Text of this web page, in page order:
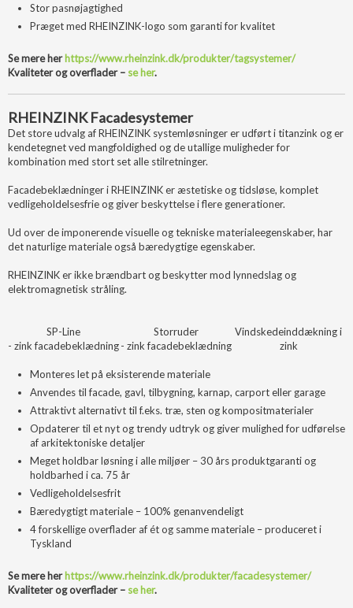
Stor pasnøjagtighed
Præget med RHEINZINK-logo som garanti for kvalitet
Se mere herhttps://www.rheinzink.dk/produkter/tagsystemer/
Kvaliteter og overflader – se her.
RHEINZINK Facadesystemer
Det store udvalg af RHEINZINK systemløsninger er udført i titanzink og er
kendetegnet ved mangfoldighed og de utallige muligheder for
kombination med stort set alle stilretninger.
Facadebeklædninger i RHEINZINK er æstetiske og tidsløse, komplet
vedligeholdelsesfrie og giver beskyttelse i flere generationer.
Ud over de imponerende visuelle og tekniske materialeegenskaber, har
det naturlige materiale også bæredygtige egenskaber.
RHEINZINK er ikke brændbart og beskytter mod lynnedslag og
elektromagnetisk stråling.
SP-Line
- zink facadebeklædning
Storruder
- zink facadebeklædning
Vindskedeinddækning i
zink
Monteres let på eksisterende materiale
Anvendes til facade, gavl, tilbygning, karnap, carport eller garage
Attraktivt alternativt til f.eks. træ, sten og kompositmaterialer
Opdaterer til et nyt og trendy udtryk og giver mulighed for udførelse
af arkitektoniske detaljer
Meget holdbar løsning i alle miljøer – 30 års produktgaranti og
holdbarhed i ca. 75 år
Vedligeholdelsesfrit
Bæredygtigt materiale – 100% genanvendeligt
4 forskellige overflader af ét og samme materiale – produceret i
Tyskland
Se mere herhttps://www.rheinzink.dk/produkter/facadesystemer/
Kvaliteter og overflader – se her.